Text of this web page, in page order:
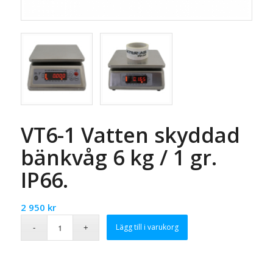
VT6-1 Vatten skyddad
bänkvåg 6 kg / 1 gr.
IP66.
2 950 kr
Lägg till i varukorg